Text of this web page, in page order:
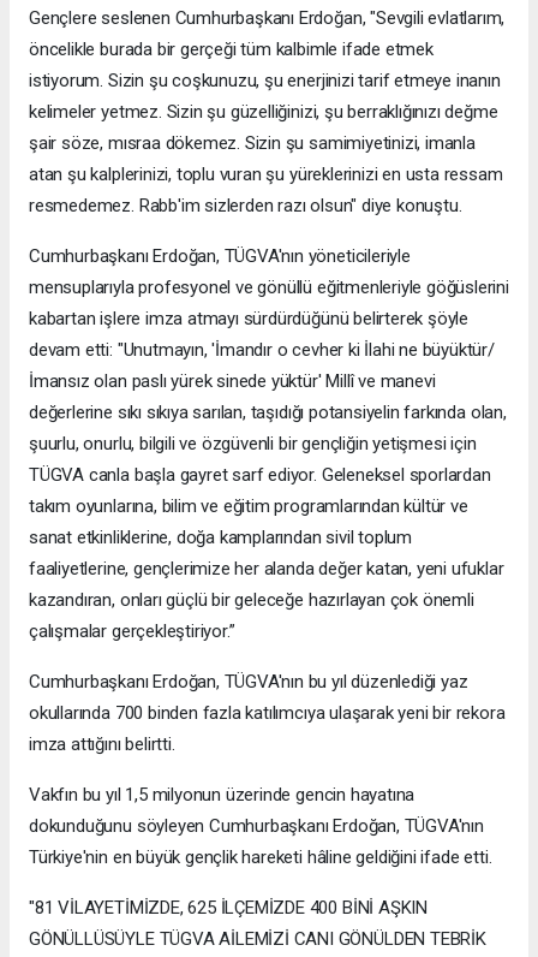
Gençlere seslenen Cumhurbaşkanı Erdoğan, "Sevgili evlatlarım,
öncelikle burada bir gerçeği tüm kalbimle ifade etmek
istiyorum. Sizin şu coşkunuzu, şu enerjinizi tarif etmeye inanın
kelimeler yetmez. Sizin şu güzelliğinizi, şu berraklığınızı değme
şair söze, mısraa dökemez. Sizin şu samimiyetinizi, imanla
atan şu kalplerinizi, toplu vuran şu yüreklerinizi en usta ressam
resmedemez. Rabb'im sizlerden razı olsun" diye konuştu.
Cumhurbaşkanı Erdoğan, TÜGVA'nın yöneticileriyle
mensuplarıyla profesyonel ve gönüllü eğitmenleriyle göğüslerini
kabartan işlere imza atmayı sürdürdüğünü belirterek şöyle
devam etti: "Unutmayın, 'İmandır o cevher ki İlahi ne büyüktür/
İmansız olan paslı yürek sinede yüktür' Millî ve manevi
değerlerine sıkı sıkıya sarılan, taşıdığı potansiyelin farkında olan,
şuurlu, onurlu, bilgili ve özgüvenli bir gençliğin yetişmesi için
TÜGVA canla başla gayret sarf ediyor. Geleneksel sporlardan
takım oyunlarına, bilim ve eğitim programlarından kültür ve
sanat etkinliklerine, doğa kamplarından sivil toplum
faaliyetlerine, gençlerimize her alanda değer katan, yeni ufuklar
kazandıran, onları güçlü bir geleceğe hazırlayan çok önemli
çalışmalar gerçekleştiriyor.”
Cumhurbaşkanı Erdoğan, TÜGVA'nın bu yıl düzenlediği yaz
okullarında 700 binden fazla katılımcıya ulaşarak yeni bir rekora
imza attığını belirtti.
Vakfın bu yıl 1,5 milyonun üzerinde gencin hayatına
dokunduğunu söyleyen Cumhurbaşkanı Erdoğan, TÜGVA'nın
Türkiye'nin en büyük gençlik hareketi hâline geldiğini ifade etti.
"81 VİLAYETİMİZDE, 625 İLÇEMİZDE 400 BİNİ AŞKIN
GÖNÜLLÜSÜYLE TÜGVA AİLEMİZİ CANI GÖNÜLDEN TEBRİK